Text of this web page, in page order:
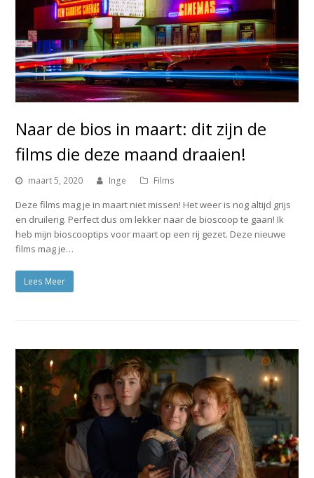
Naar de bios in maart: dit zijn de
films die deze maand draaien!
maart 5, 2020 Inge Films
Deze films mag je in maart niet missen! Het weer is nog altijd grijs
en druilerig. Perfect dus om lekker naar de bioscoop te gaan! Ik
heb mijn bioscooptips voor maart op een rij gezet. Deze nieuwe
films mag je…
Lees Meer